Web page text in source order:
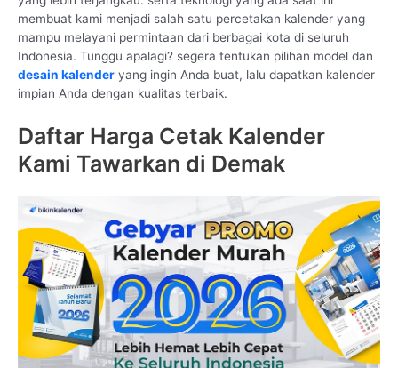
membuat kami menjadi salah satu percetakan kalender yang
mampu melayani permintaan dari berbagai kota di seluruh
Indonesia. Tunggu apalagi? segera tentukan pilihan model dan
desain kalender yang ingin Anda buat, lalu dapatkan kalender
impian Anda dengan kualitas terbaik.
Daftar Harga Cetak Kalender
Kami Tawarkan di Demak